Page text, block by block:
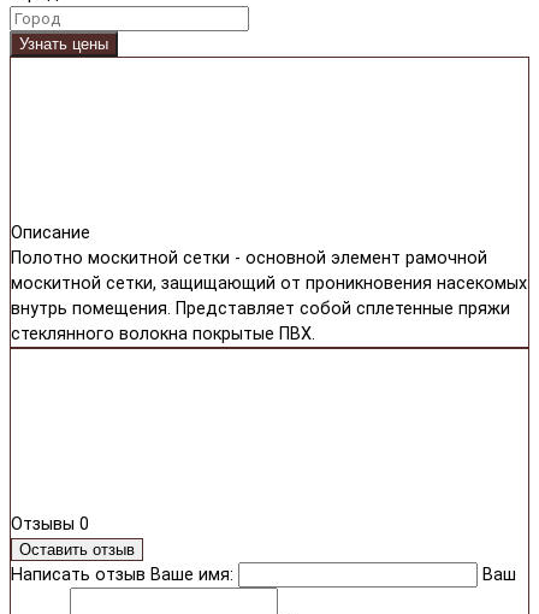
Узнать цены
Описание
Полотно москитной сетки - основной элемент рамочной
москитной сетки, защищающий от проникновения насекомых
внутрь помещения. Представляет собой сплетенные пряжи
стеклянного волокна покрытые ПВХ.
Отзывы 0
Оставить отзыв
Написать отзыв Ваше имя: Ваш